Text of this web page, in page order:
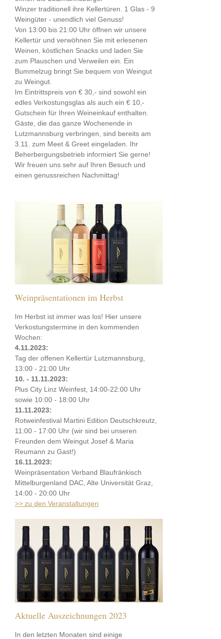
Winzer traditionell ihre Kellertüren. 1 Glas - 9
Weingüter - unendlich viel Genuss!
Von 13:00 bis 21:00 Uhr öffnen wir unsere
Kellertür und verwöhnen Sie mit erlesenen
Weinen, köstlichen Snacks und laden Sie
zum Plauschen und Verweilen ein. Ein
Bummelzug bringt Sie bequem von Weingut
zu Weingut.
Im Eintrittspreis von € 30,- sind sowohl ein
edles Verkostungsglas als auch ein € 10,-
Gutschein für Ihren Weineinkauf enthalten.
Gäste, die das ganze Wochenende in
Lutzmannsburg verbringen, sind bereits am
3.11. zum Meet & Greet eingeladen. Ihr
Beherbergungsbetrieb informiert Sie gerne!
Wir freuen uns sehr auf Ihren Besuch und
einen genussreichen Nachmittag!
Weinpräsentationen im Herbst
Im Herbst ist immer was los! Hier unsere
Verkostungstermine in den kommenden
Wochen:
4.11.2023:
Tag der offenen Kellertür Lutzmannsburg,
13:00 - 21:00 Uhr
10. - 11.11.2023:
Plus City Linz Weinfest, 14:00-22:00 Uhr
sowie 10:00 - 18:00 Uhr
11.11.2023:
Rotweinfestival Martini Edition Deutschkreutz,
11:00 - 17:00 Uhr (wir sind bei unseren
Freunden dem Weingut Josef & Maria
Reumann zu Gast!)
16.11.2023:
Weinpräsentation Verband Blaufränkisch
Mittelburgenland DAC, Alte Universität Graz,
14:00 - 20:00 Uhr
>> zu den Veranstaltungen
Aktuelle Auszeichnungen 2023
In den letzten Monaten sind einige